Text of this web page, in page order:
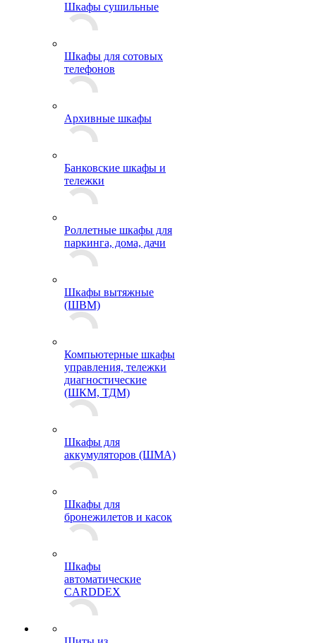
Шкафы сушильные
Шкафы для сотовых
телефонов
Архивные шкафы
Банковские шкафы и
тележки
Роллетные шкафы для
паркинга, дома, дачи
Шкафы вытяжные
(ШВМ)
Компьютерные шкафы
управления, тележки
диагностические
(ШКМ, ТДМ)
Шкафы для
аккумуляторов (ШМА)
Шкафы для
бронежилетов и касок
Шкафы
автоматические
CARDDEX